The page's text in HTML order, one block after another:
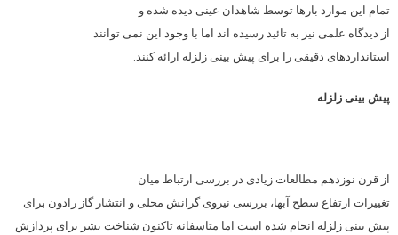
تمام این موارد بارها توسط شاهدان عینی دیده شده و
از دیدگاه علمی نیز به تائید رسیده اند اما با وجود این نمی توانند
استانداردهای دقیقی را برای پیش بینی زلزله ارائه کنند.
پیش بینی زلزله
از قرن نوزدهم مطالعات زیادی در بررسی ارتباط میان
تغییرات ارتفاع سطح آبها، بررسی نیروی گرانش محلی و انتشار گاز رادون برای
پیش بینی زلزله انجام شده است اما متاسفانه تاکنون شناخت بشر برای پردازش